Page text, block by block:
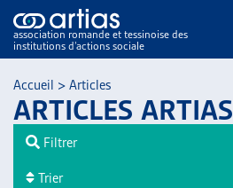
association romande et tessinoise des
institutions d’actions sociale
Accueil > Articles
ARTICLES ARTIAS
Filtrer
Trier